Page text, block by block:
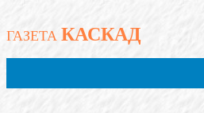
ГАЗЕТА КАСКАД